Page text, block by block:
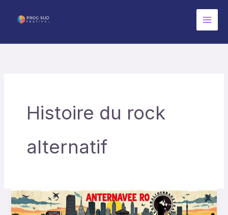
Histoire du rock
alternatif
Le
rock